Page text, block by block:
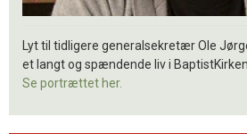
Lyt til tidligere generalsekretær Ole
et langt og spændende liv i
Se portrættet her.